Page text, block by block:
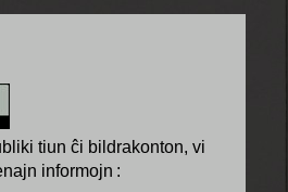
tiun ĉi bildrakonton, vi
informojn :